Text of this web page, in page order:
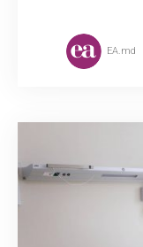
EA.md